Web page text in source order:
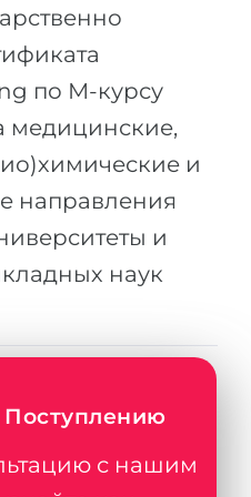
по М-курсу
медицинские,
и
направления
и
наук
Поступлению
с нашим